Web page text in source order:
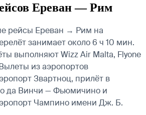
Ереван — Рим
рейсы Ереван → Рим на
занимает около 6 ч 10 мин.
выполняют Wizz Air Malta, Flyone
из аэропортов
Звартноц, прилёт в
да Винчи — Фьюмичино и
Чампино имени Дж. Б.